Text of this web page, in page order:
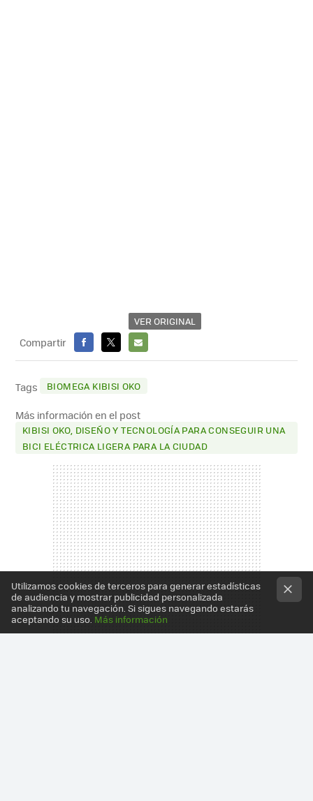
VER ORIGINAL
Compartir
FACEBOOK
X
E-
MAIL
Tags BIOMEGA KIBISI OKO
Más información en el post
KIBISI OKO, DISEÑO Y TECNOLOGÍA PARA CONSEGUIR UNA
BICI ELÉCTRICA LIGERA PARA LA CIUDAD
Utilizamos cookies de terceros para generar estadísticas
de audiencia y mostrar publicidad personalizada
analizando tu navegación. Si sigues navegando estarás
aceptando su uso. Más información